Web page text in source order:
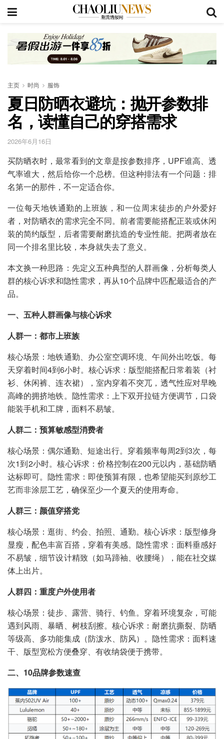
主页 时尚 服饰
夏日防晒衣避坑：抛开参数排
名，读懂自己的穿搭需求
2026年6月16日
买防晒衣时，最常看到的文章是按参数排序，UPF谁高、透
气率谁大，然后给你一个总榜。但这种排法有一个问题：排
名第一的那件，不一定适合你。
一位每天地铁通勤的上班族，和一位周末徒步的户外爱好
者，对防晒衣的需求完全不同。前者需要能搭配正装或休闲
装的简约版型，后者需要耐磨抗造的专业性能。把两者放在
同一个排名里比较，本身就失去了意义。
本文换一种思路：先定义五种典型的人群画像，分析每类人
群的核心诉求和隐性需求，再从10个品牌中匹配最适合的产
品。
一、五种人群画像与核心诉求
人群一：都市上班族
核心场景：地铁通勤、办公室空调环境、午间外出吃饭。每
天穿着时间4到6小时。核心诉求：版型能搭配日常着装（衬
衫、休闲裤、连衣裙），室内穿着不突兀，透气性应对早晚
高峰的拥挤地铁。隐性需求：上下双开拉链方便调节，口袋
能装手机和工牌，面料不易皱。
人群二：预算敏感型消费者
核心场景：偶尔通勤、短途出行。穿着频率每周2到3次，每
次1到2小时。核心诉求：价格控制在200元以内，基础防晒
达标即可。隐性需求：即使预算有限，也希望能买到原纱工
艺而非涂层工艺，确保至少一个夏天的使用寿命。
人群三：颜值穿搭党
核心场景：逛街、约会、拍照、通勤。核心诉求：版型修身
显瘦，配色丰富百搭，穿着有美感。隐性需求：面料垂感好
不易皱，细节设计精致（如马蹄袖、收腰绳），能在社交媒
体上出片。
人群四：重度户外使用者
核心场景：徒步、露营、骑行、钓鱼。穿着环境复杂，可能
遇到风雨、暴晒、树枝刮擦。核心诉求：耐磨抗撕裂、防晒
等级高、多功能集成（防泼水、防风）。隐性需求：面料速
干、版型宽松方便叠穿、有收纳袋便于携带。
二、10品牌参数速查